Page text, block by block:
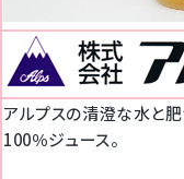
アルプスの清澄な水と
100％ジュース。